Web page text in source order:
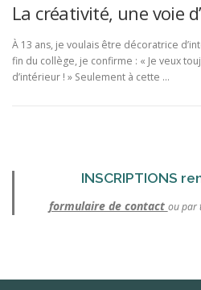
La créativité, une voie
À 13 ans, je voulais être décoratrice
fin du collège, je confirme : « Je veux
d’intérieur ! » Seulement à cette …
INSCRIPTIONS
formulaire de contact ou par